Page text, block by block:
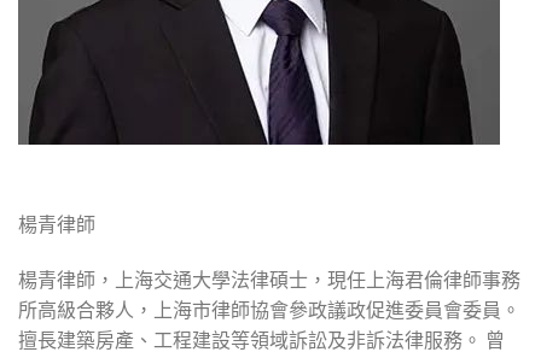
楊青律師
楊青律師，上海交通大學法律碩士，現任上海君倫律師事務
所高級合夥人，上海市律師協會參政議政促進委員會委員。
擅長建築房產、工程建設等領域訴訟及非訴法律服務。 曾